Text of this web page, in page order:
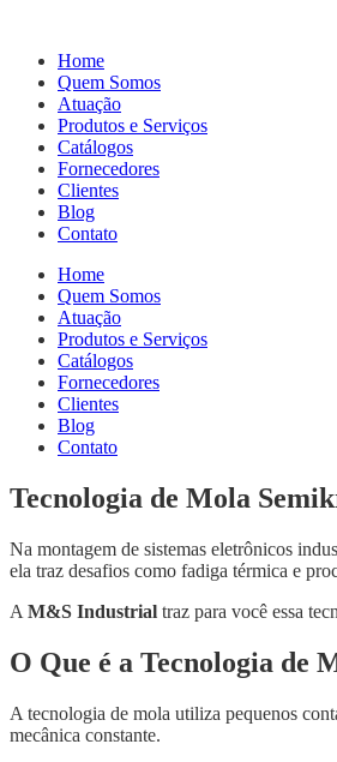
Home
Quem Somos
Atuação
Produtos e Serviços
Catálogos
Fornecedores
Clientes
Blog
Contato
Home
Quem Somos
Atuação
Produtos e Serviços
Catálogos
Fornecedores
Clientes
Blog
Contato
Tecnologia de Mola
Na montagem de sistemas eletrônicos
ela traz desafios como fadiga térmica e
A M&S Industrial traz para você essa
O Que é a Tecnologia de
A tecnologia de mola utiliza pequenos
mecânica constante.